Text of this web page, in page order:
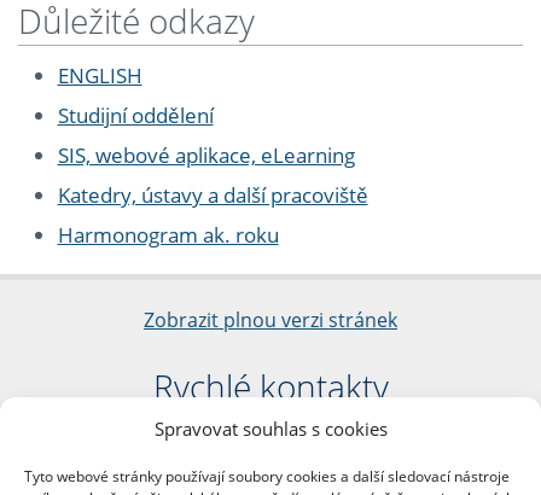
Spravovat souhlas s cookies
Tyto webové stránky používají soubory cookies a další sledovací nástroje
Důležité odkazy
ENGLISH
Studijní oddělení
SIS, webové aplikace, eLearning
Katedry, ústavy a další pracoviště
Harmonogram ak. roku
Zobrazit plnou verzi stránek
Rychlé kontakty
Filozofická fakulta
nám. Jana Palacha 1/2